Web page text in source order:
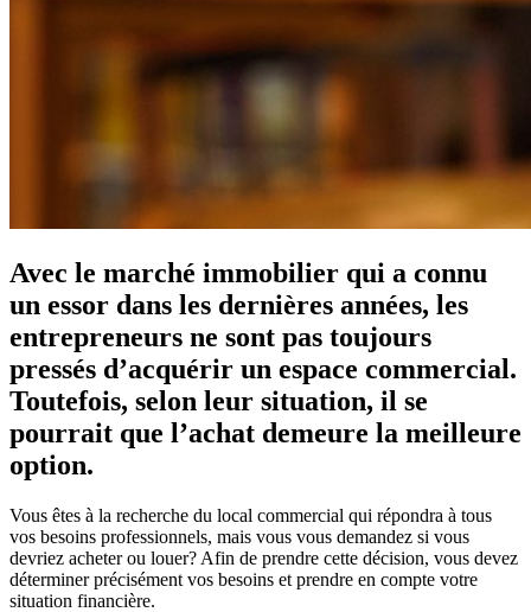
Avec le marché immobilier qui a connu
un essor dans les dernières années, les
entrepreneurs ne sont pas toujours
pressés d’acquérir un espace commercial.
Toutefois, selon leur situation, il se
pourrait que l’achat demeure la meilleure
option.
Vous êtes à la recherche du local commercial qui répondra à tous
vos besoins professionnels, mais vous vous demandez si vous
devriez acheter ou louer? Afin de prendre cette décision, vous devez
déterminer précisément vos besoins et prendre en compte votre
situation financière.